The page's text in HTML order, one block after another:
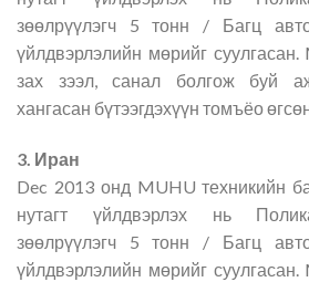
зөөлрүүлэгч 5 тонн / Багц
үйлдвэрлэлийн мөрийг
зах зээл, санал болгож буй
хангасан бүтээгдэхүүн томъёо
3. Иран
Dec 2013 онд MUHU техникийн
нутагт үйлдвэрлэх нь
зөөлрүүлэгч 5 тонн / Багц
үйлдвэрлэлийн мөрийг